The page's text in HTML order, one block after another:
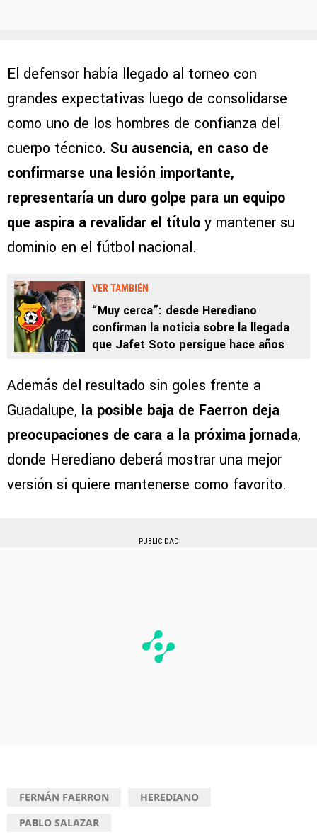
El defensor había llegado al torneo con
grandes expectativas luego de consolidarse
como uno de los hombres de confianza del
cuerpo técnico. Su ausencia, en caso de
confirmarse una lesión importante,
representaría un duro golpe para un equipo
que aspira a revalidar el título y mantener su
dominio en el fútbol nacional.
VER TAMBIÉN
“Muy cerca”: desde Herediano
confirman la noticia sobre la llegada
que Jafet Soto persigue hace años
Además del resultado sin goles frente a
Guadalupe, la posible baja de Faerron deja
preocupaciones de cara a la próxima jornada,
donde Herediano deberá mostrar una mejor
versión si quiere mantenerse como favorito.
PUBLICIDAD
FERNÁN FAERRON
HEREDIANO
PABLO SALAZAR